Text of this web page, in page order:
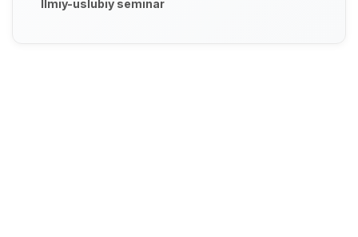
Ilmiy-uslubiy seminar